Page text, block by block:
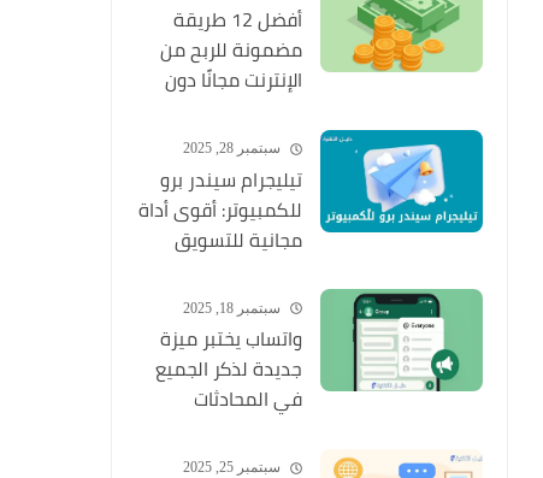
أفضل 12 طريقة
مضمونة للربح من
الإنترنت مجانًا دون
سبتمبر 28, 2025
تيليجرام سيندر برو
للكمبيوتر: أقوى أداة
مجانية للتسويق
سبتمبر 18, 2025
واتساب يختبر ميزة
جديدة لذكر الجميع
في المحادثات
سبتمبر 25, 2025